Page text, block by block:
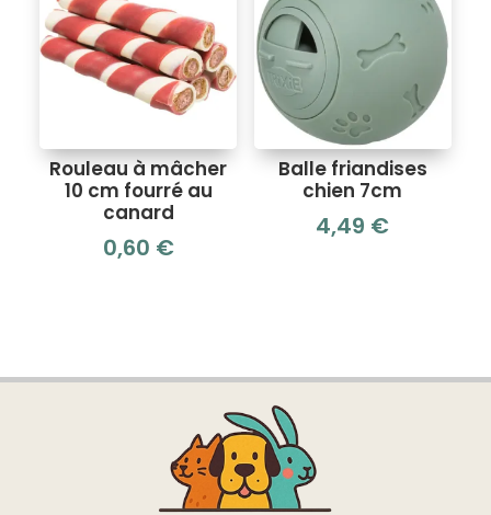
Rouleau à mâcher
10 cm fourré au
canard
0,60 €
Balle friandises
chien 7cm
4,49 €